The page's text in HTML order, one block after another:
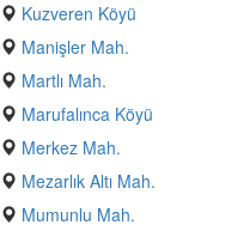
Kuzveren Köyü
Manişler Mah.
Martlı Mah.
Marufalınca Köyü
Merkez Mah.
Mezarlık Altı Mah.
Mumunlu Mah.